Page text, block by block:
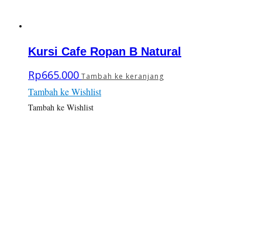
Kursi Cafe Ropan B Natural
Rp665.000 Tambah ke keranjang
Tambah ke Wishlist
Tambah ke Wishlist